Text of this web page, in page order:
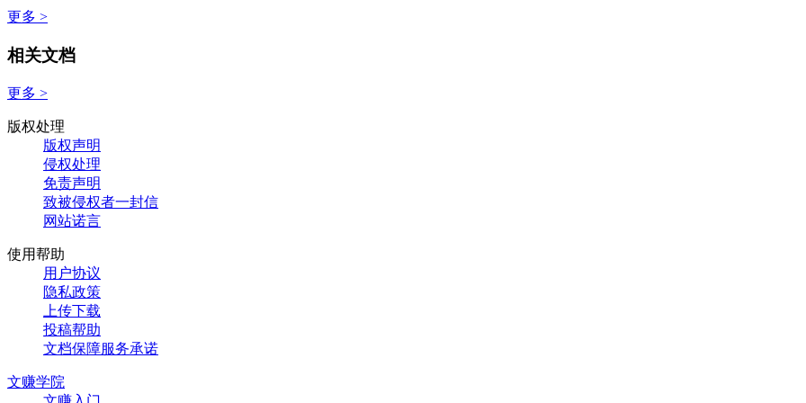
更多 >
相关文档
更多 >
版权处理
版权声明
侵权处理
免责声明
致被侵权者一封信
网站诺言
使用帮助
用户协议
隐私政策
上传下载
投稿帮助
文档保障服务承诺
文赚学院